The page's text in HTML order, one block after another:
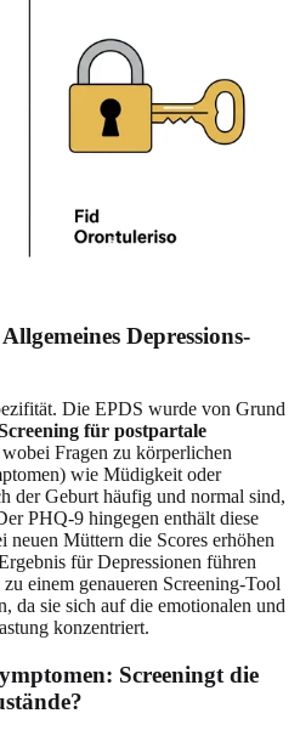
Depressions-
Die EPDS wurde von Grund
für postpartale
Fragen zu körperlichen
wie Müdigkeit oder
der Geburt häufig und normal sind,
PHQ-9 hingegen enthält diese
neuen Müttern die Scores erhöhen
für Depressionen führen
einem genaueren Screening-Tool
da sie sich auf die emotionalen und
konzentriert.
Screeningt die